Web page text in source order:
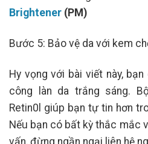
Brightener (PM)
Bước 5: Bảo vệ da với kem
Hy vọng với bài viết này,
công làn da trắng sáng.
Retin0l giúp bạn tự tin hơn
Nếu bạn có bất kỳ thắc mắc
vấn, đừng ngần ngại liên hệ